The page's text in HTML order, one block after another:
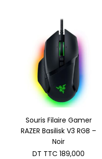
Souris Filaire Gamer
RAZER Basilisk V3 RGB –
Noir
DT TTC 189,000